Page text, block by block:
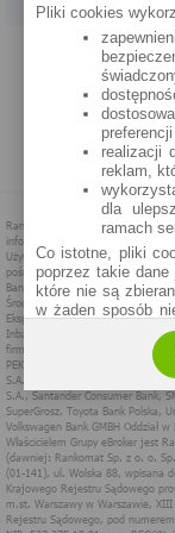
PROGRAM PARTNERSKI
POLITYKA PRYWATNOŚCI
Pliki cookies
realizacji
reklam,
dla
ramach
Co istotne, pliki
poprzez takie
które nie są
w żaden sposób
Zakres
określenia w
wprowadzenia
być zapisywane w
Administratorem
spółka
k.) z siedzibą w
Możesz jako
administratorem